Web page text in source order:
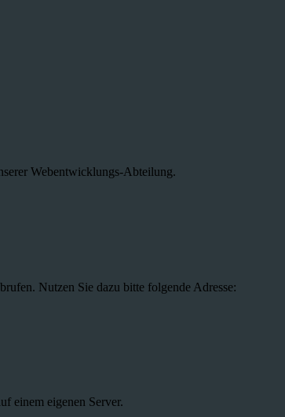
Webentwicklungs-Abteilung.
Nutzen Sie dazu bitte folgende Adresse:
einem eigenen Server.